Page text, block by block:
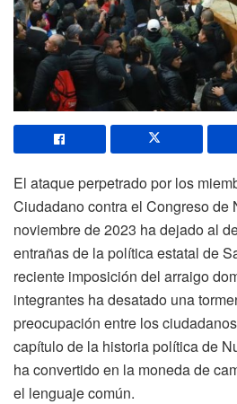
El ataque perpetrado por los
Ciudadano contra el Congreso de
noviembre de 2023 ha dejado al
entrañas de la política estatal de
reciente imposición del arraigo
integrantes ha desatado una
preocupación entre los
capítulo de la historia política de
ha convertido en la moneda de
el lenguaje común.